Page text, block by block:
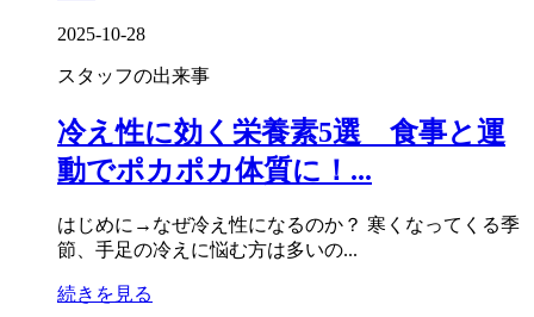
2025-10-28
スタッフの出来事
冷え性に効く栄養素5選 食事と運
動でポカポカ体質に！...
はじめに→なぜ冷え性になるのか？ 寒くなってくる季
節、手足の冷えに悩む方は多いの...
続きを見る